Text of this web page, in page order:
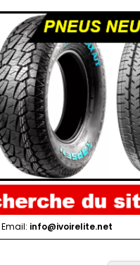
Email: info@ivoirelite.net